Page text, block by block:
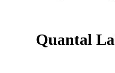
Quantal